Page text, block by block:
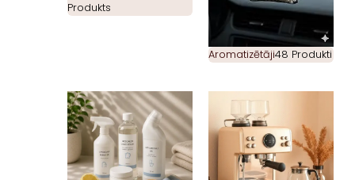
Produkts
Aromatizētāji48 Produkti